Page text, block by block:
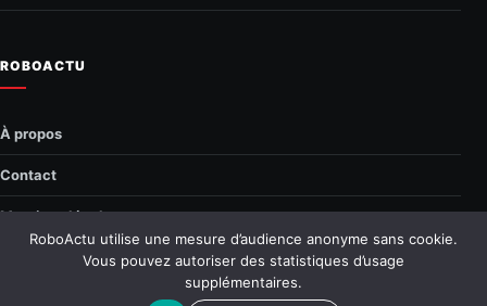
ROBOACTU
À propos
Contact
Mentions légales
Confidentialité
RoboActu utilise une mesure d’audience anonyme sans cookie.
Vous pouvez autoriser des statistiques d’usage
supplémentaires.